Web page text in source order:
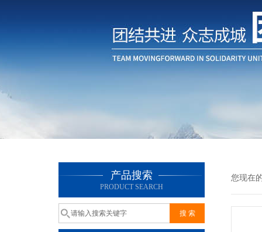
产品搜索
PRODUCT SEARCH
您现在